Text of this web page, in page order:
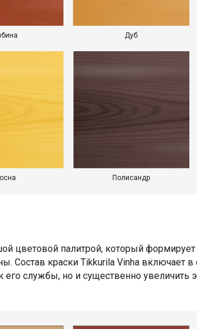
Дуб
Полисандр
цветовой палитрой, который
Состав краски Tikkurila Vinha включает
его службы, но и существенно увеличить